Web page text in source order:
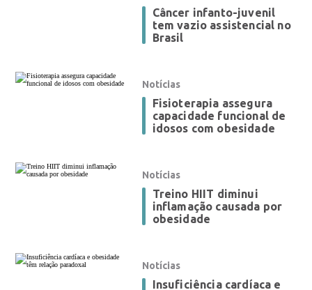
Câncer infanto-juvenil
tem vazio assistencial no
Brasil
Notícias
Fisioterapia assegura
capacidade funcional de
idosos com obesidade
Notícias
Treino HIIT diminui
inflamação causada por
obesidade
Notícias
Insuficiência cardíaca e